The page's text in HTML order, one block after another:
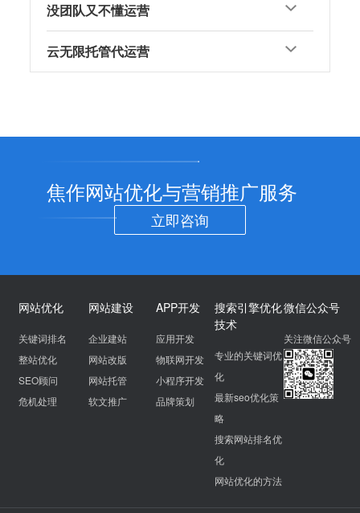
没团队又不懂运营
云无限托管代运营
焦作网站优化与营销推广服务
立即咨询
网站优化
关键词排名
整站优化
SEO顾问
危机处理
网站建设
企业建站
网站改版
网站托管
软文推广
APP开发
应用开发
物联网开发
小程序开发
品牌策划
搜索引擎优化
技术
专业的关键词优
化
最新seo优化策
略
搜索网站排名优
化
网站优化的方法
微信公众号
关注微信公众号